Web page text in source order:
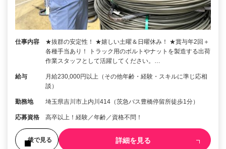
仕事内容
★抜群の安定性！ ★嬉しい土曜＆日曜休み！ ★賞与年2回＋
各種手当あり！ トラック用のボルトやナットを製造する出荷
作業スタッフとして活躍してください。…
給与
月給230,000円以上（その他年齢・経験・スキルに準じ応相
談）
勤務地 埼玉県吉川市上内川414（茨急バス豊橋停留所徒歩1分）
応募資格 高卒以上！経験／年齢／資格不問！
後で見る 詳細を見る